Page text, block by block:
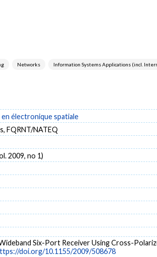
Networks Information Systems Applications (incl.
électronique spatiale
FQRNT/NATEQ
2009, no 1)
Six-Port Receiver Using Cross-
doi.org/10.1155/2009/508678